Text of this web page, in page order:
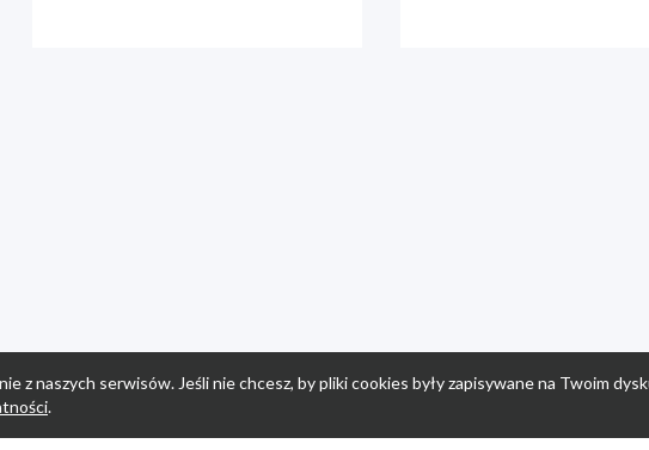
z naszych serwisów. Jeśli nie chcesz, by pliki cookies były zapisywane na Twoim
.